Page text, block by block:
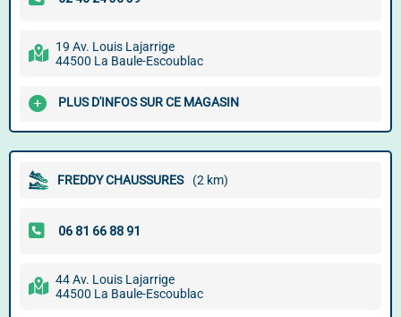
19 Av. Louis Lajarrige
44500 La Baule-Escoublac
PLUS D'INFOS SUR CE MAGASIN
FREDDY CHAUSSURES (2 km)
44 Av. Louis Lajarrige
44500 La Baule-Escoublac